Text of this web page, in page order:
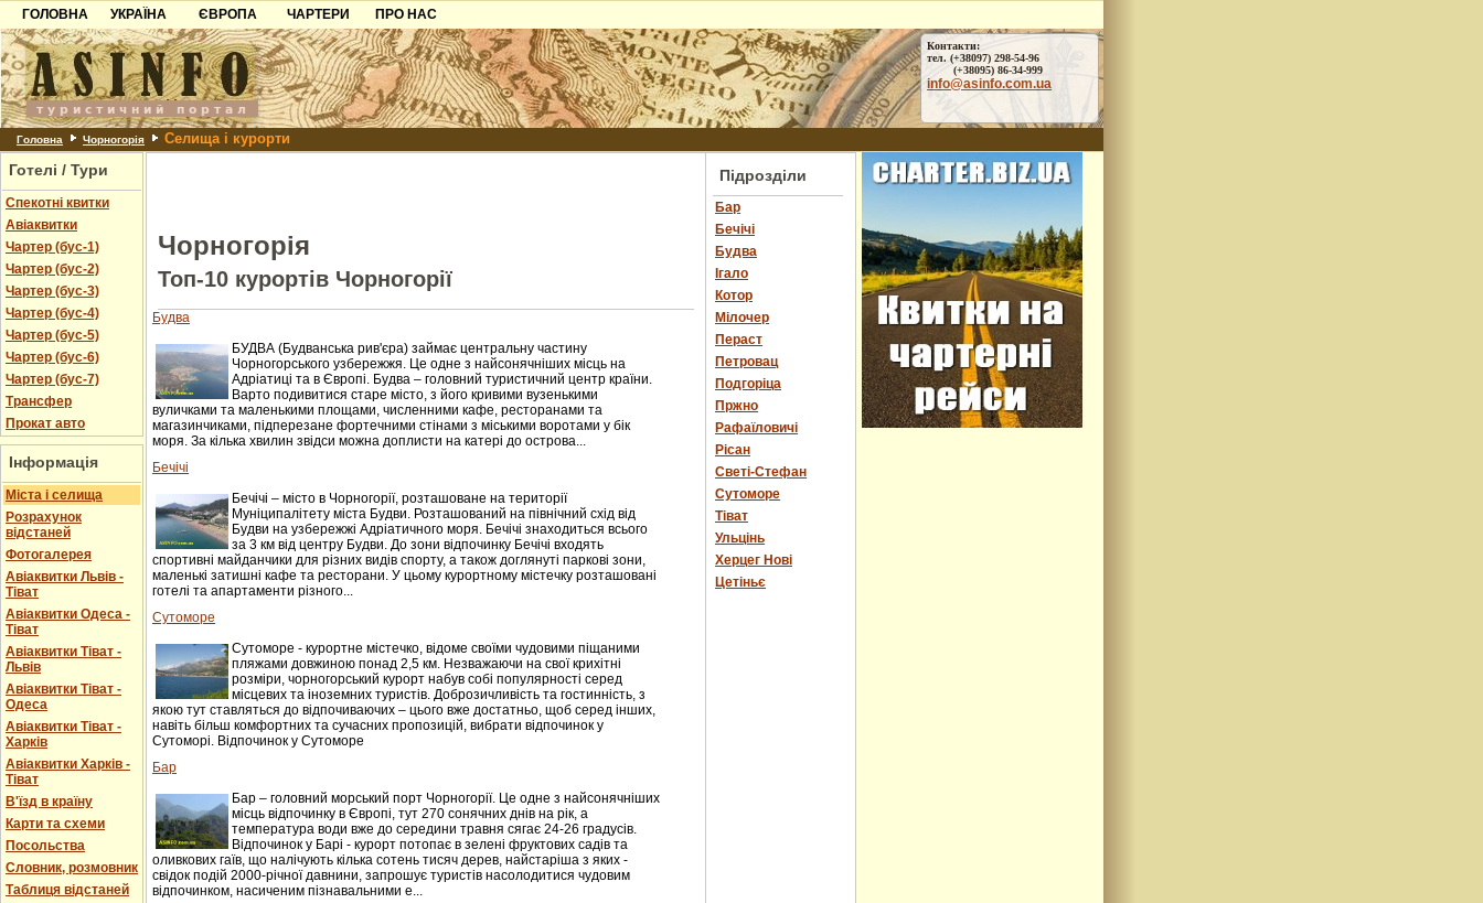
ГОЛОВНА
УКРАЇНА
Карпати
Азов
Причорноморря
Шацьк
ЄВРОПА
Чорногорія
Хорватія
Болгарія
Албанія
ЧАРТЕРИ
ПРО НАС
Контакти
Партнерам
Додати готель
Контакти:
тел. (+38097) 298-54-96
(+38095) 86-34-999
info@asinfo.com.ua
Головна Чорногорія Селища і курорти
Готелі / Тури
Спекотні квитки
Авіаквитки
Чартер (бус-1)
Чартер (бус-2)
Чартер (бус-3)
Чартер (бус-4)
Чартер (бус-5)
Чартер (бус-6)
Чартер (бус-7)
Трансфер
Прокат авто
Інформація
Міста і селища
Розрахунок
відстаней
Фотогалерея
Авіаквитки Львів -
Тіват
Авіаквитки Одеса -
Тіват
Авіаквитки Тіват -
Львів
Авіаквитки Тіват -
Одеса
Авіаквитки Тіват -
Харків
Авіаквитки Харків -
Тіват
В'їзд в країну
Карти та схеми
Посольства
Словник, розмовник
Таблиця відстаней
Чорногорія
Топ-10 курортів Чорногорії
Будва
БУДВА (Будванська рив'єра) займає центральну частину
Чорногорського узбережжя. Це одне з найсонячніших місць на
Адріатиці та в Європі. Будва – головний туристичний центр країни.
Варто подивитися старе місто, з його кривими вузенькими
вуличками та маленькими площами, численними кафе, ресторанами та
магазинчиками, підперезане фортечними стінами з міськими воротами у бік
моря. За кілька хвилин звідси можна доплисти на катері до острова...
Бечічі
Бечічі – місто в Чорногорії, розташоване на території
Муніципалітету міста Будви. Розташований на північний схід від
Будви на узбережжі Адріатичного моря. Бечічі знаходиться всього
за 3 км від центру Будви. До зони відпочинку Бечічі входять
спортивні майданчики для різних видів спорту, а також доглянуті паркові зони,
маленькі затишні кафе та ресторани. У цьому курортному містечку розташовані
готелі та апартаменти різного...
Сутоморе
Сутоморе - курортне містечко, відоме своїми чудовими піщаними
пляжами довжиною понад 2,5 км. Незважаючи на свої крихітні
розміри, чорногорський курорт набув собі популярності серед
місцевих та іноземних туристів. Доброзичливість та гостинність, з
якою тут ставляться до відпочиваючих – цього вже достатньо, щоб серед інших,
навіть більш комфортних та сучасних пропозицій, вибрати відпочинок у
Сутоморі. Відпочинок у Сутоморе
Бар
Бар – головний морський порт Чорногорії. Це одне з найсонячніших
місць відпочинку в Європі, тут 270 сонячних днів на рік, а
температура води вже до середини травня сягає 24-26 градусів.
Відпочинок у Барі - курорт потопає в зелені фруктових садів та
оливкових гаїв, що налічують кілька сотень тисяч дерев, найстаріша з яких -
свідок подій 2000-річної давнини, запрошує туристів насолодитися чудовим
відпочинком, насиченим пізнавальними е...
Підрозділи
Бар
Бечічі
Будва
Ігало
Котор
Мілочер
Пераст
Петровац
Подгоріца
Пржно
Рафаїловичі
Рісан
Светі-Стефан
Сутоморе
Тіват
Ульцінь
Херцег Нові
Цетіньє